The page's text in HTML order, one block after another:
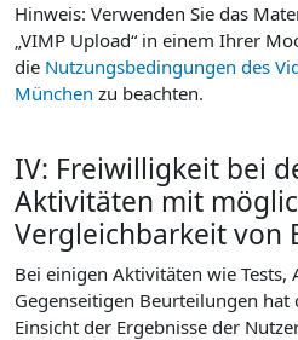
Hinweis: Verwenden Sie das
„VIMP Upload“ in einem Ihrer
die Nutzungsbedingungen des
München zu beachten.
IV: Freiwilligkeit bei
Aktivitäten mit
Vergleichbarkeit von
Bei einigen Aktivitäten wie Tests,
Gegenseitigen Beurteilungen hat
Einsicht der Ergebnisse der